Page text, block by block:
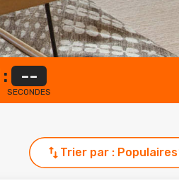
: --
SECONDES
Trier par : Populaires